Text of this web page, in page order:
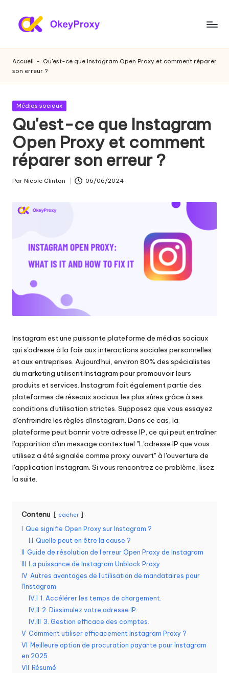
P
r
o
xi
e
s
r
é
si
d
ls
p
o
u
r
t
o
u
s
v
o
b
e
o
in
E
résidentiels
à
propos
de
l'essai
gratuit
de
proxies
web,
tutoriels
paramètres
proxy,
l'extraction
données
et
plus
encore.
Accueil - Qu'est-ce que Instagram Open Proxy et comment réparer
son erreur ?
Publié
Médias sociaux
Qu'est-ce que Instagram
Open Proxy et comment
réparer son erreur ?
Par Nicole Clinton 06/06/2024
Instagram est une puissante plateforme de médias sociaux
qui s'adresse à la fois aux interactions sociales personnelles
et aux entreprises. Aujourd'hui, environ 80% des spécialistes
du marketing utilisent Instagram pour promouvoir leurs
produits et services. Instagram fait également partie des
plateformes de réseaux sociaux les plus sûres grâce à ses
conditions d'utilisation strictes. Supposez que vous essayez
d'enfreindre les règles d'Instagram. Dans ce cas, la
plateforme peut bannir votre adresse IP, ce qui peut entraîner
l'apparition d'un message contextuel "L'adresse IP que vous
utilisez a été signalée comme proxy ouvert" à l'ouverture de
l'application Instagram. Si vous rencontrez ce problème, lisez
la suite.
Contenu cacher
Que signifie Open Proxy sur Instagram ?
I.I Quelle peut en être la cause ?
Guide de résolution de l'erreur Open Proxy de Instagram
La puissance de Instagram Unblock Proxy
IV Autres avantages de l'utilisation de mandataires pour
l'Instagram
IV.I 1. Accélérer les temps de chargement.
IV.II
2. Dissimulez votre adresse IP.
IV.III
3. Gestion efficace des comptes.
V Comment utiliser efficacement Instagram Proxy ?
VI
Meilleure option de procuration payante pour Instagram
en 2025
VII
Résumé